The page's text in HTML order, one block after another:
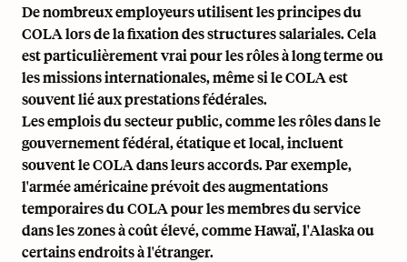
De nombreux employeurs utilisent les principes du
COLA lors de la fixation des structures salariales. Cela
est particulièrement vrai pour les rôles à long terme ou
les missions internationales, même si le COLA est
souvent lié aux prestations fédérales.
Les emplois du secteur public, comme les rôles dans le
gouvernement fédéral, étatique et local, incluent
souvent le COLA dans leurs accords. Par exemple,
l'armée américaine prévoit des augmentations
temporaires du COLA pour les membres du service
dans les zones à coût élevé, comme Hawaï, l'Alaska ou
certains endroits à l'étranger.